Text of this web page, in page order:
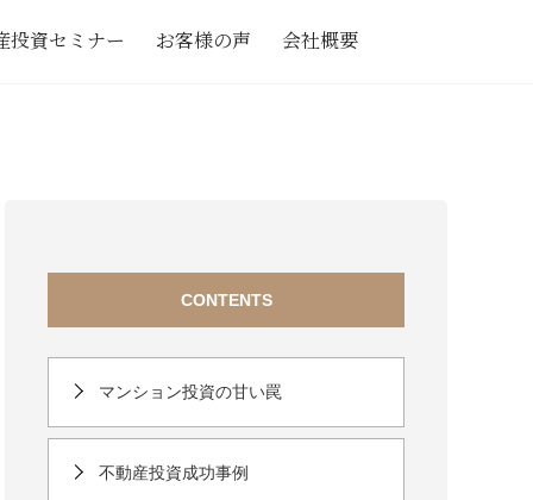
投資セミナー お客様の声 会社概要
CONTENTS
マンション投資の甘い罠
不動産投資成功事例